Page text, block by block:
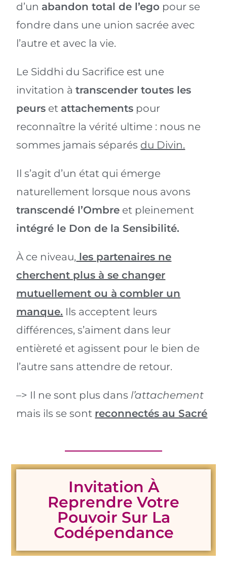
d’un abandon total de l’ego pour se
fondre dans une union sacrée avec
l’autre et avec la vie.
Le Siddhi du Sacrifice est une
invitation àtranscender toutes les
peurs et attachements pour
reconnaître la vérité ultime : nous ne
sommes jamais séparés du Divin.
Il s’agit d’un état qui émerge
naturellement lorsque nous avons
transcendé l’Ombre et pleinement
intégré le Don de la Sensibilité.
À ce niveau, les partenaires ne
cherchent plus à se changer
mutuellement ou à combler un
manque. Ils acceptent leurs
différences, s’aiment dans leur
entièreté et agissent pour le bien de
l’autre sans attendre de retour.
–> Il ne sont plus dans l’attachement
mais ils se sont reconnectés au Sacré
Invitation À
Reprendre Votre
Pouvoir Sur La
Codépendance